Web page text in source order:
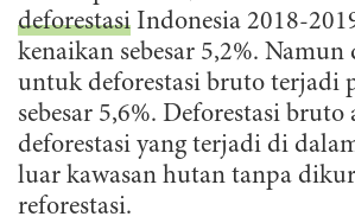
deforestasi Indonesia 2018-
kenaikan sebesar 5,2%.
untuk deforestasi bruto terjadi
sebesar 5,6%. Deforestasi bruto
deforestasi yang terjadi di
luar kawasan hutan tanpa
reforestasi.